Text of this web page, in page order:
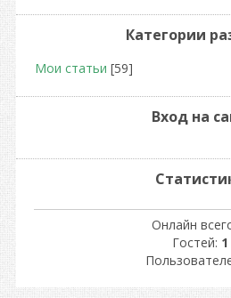
Категории
Мои статьи [59]
Вход на
Онлайн
Гостей: 1